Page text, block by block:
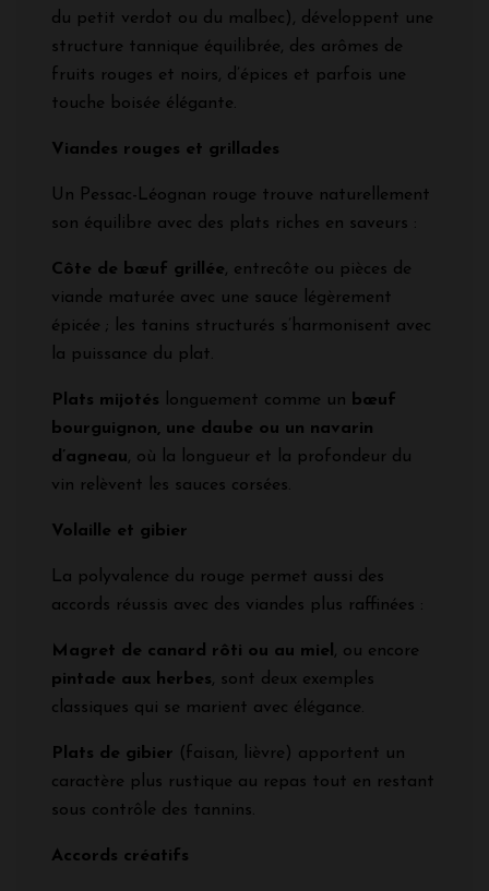
du petit verdot ou du malbec), développent une
structure tannique équilibrée, des arômes de
fruits rouges et noirs, d’épices et parfois une
touche boisée élégante.
Viandes rouges et grillades
Un Pessac-Léognan rouge trouve naturellement
son équilibre avec des plats riches en saveurs :
Côte de bœuf grillée, entrecôte ou pièces de
viande maturée avec une sauce légèrement
épicée ; les tanins structurés s’harmonisent avec
la puissance du plat.
Plats mijotés longuement comme un
bœuf
bourguignon, une daube ou un navarin
d’agneau, où la longueur et la profondeur du
vin relèvent les sauces corsées.
Volaille et gibier
La polyvalence du rouge permet aussi des
accords réussis avec des viandes plus raffinées :
Magret de canard rôti ou au miel , ou encore
pintade aux herbes, sont deux exemples
classiques qui se marient avec élégance.
Plats de gibier (faisan, lièvre) apportent un
caractère plus rustique au repas tout en restant
sous contrôle des tannins.
Accords créatifs